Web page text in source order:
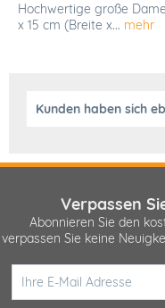
Hochwertige große
x 15 cm (Breite x... mehr
Kunden haben sich
Verpassen
Abonnieren Sie den
verpassen Sie keine